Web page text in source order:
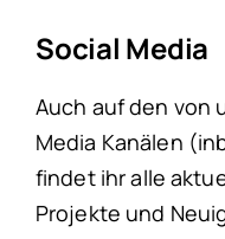
Social Media
Auch auf den von
Media Kanälen
findet ihr alle
Projekte und